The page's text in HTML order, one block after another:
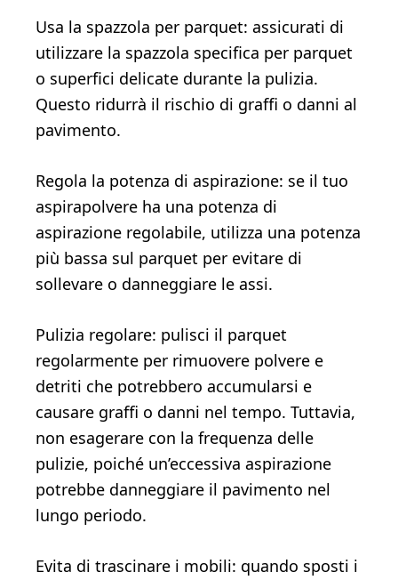
Usa la spazzola per parquet: assicurati di
utilizzare la spazzola specifica per parquet
o superfici delicate durante la pulizia.
Questo ridurrà il rischio di graffi o danni al
pavimento.
Regola la potenza di aspirazione: se il tuo
aspirapolvere ha una potenza di
aspirazione regolabile, utilizza una potenza
più bassa sul parquet per evitare di
sollevare o danneggiare le assi.
Pulizia regolare: pulisci il parquet
regolarmente per rimuovere polvere e
detriti che potrebbero accumularsi e
causare graffi o danni nel tempo. Tuttavia,
non esagerare con la frequenza delle
pulizie, poiché un’eccessiva aspirazione
potrebbe danneggiare il pavimento nel
lungo periodo.
Evita di trascinare i mobili: quando sposti i